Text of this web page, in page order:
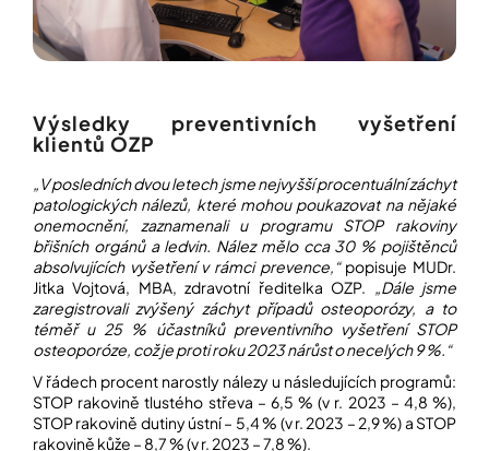
Výsledky preventivních vyšetření
klientů OZP
„V posledních dvou letech jsme nejvyšší procentuální záchyt
patologických nálezů, které mohou poukazovat na nějaké
onemocnění, zaznamenali u programu STOP rakoviny
břišních orgánů a ledvin. Nález mělo cca 30 % pojištěnců
absolvujících vyšetření v rámci prevence,“popisuje MUDr.
Jitka Vojtová, MBA, zdravotní ředitelka OZP. „Dále jsme
zaregistrovali zvýšený záchyt případů osteoporózy, a to
téměř u 25 % účastníků preventivního vyšetření STOP
osteoporóze, což je proti roku 2023 nárůst o necelých 9 %.“
V řádech procent narostly nálezy u následujících programů:
STOP rakovině tlustého střeva – 6,5 % (v r. 2023 – 4,8 %),
STOP rakovině dutiny ústní – 5,4 % (v r. 2023 – 2,9 %) a STOP
rakovině kůže – 8,7 % (v r. 2023 – 7,8 %).